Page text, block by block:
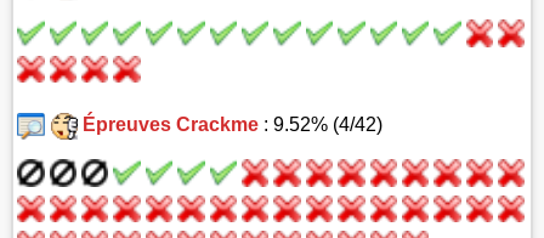
Épreuves Crackme: 9.52% (4/42)